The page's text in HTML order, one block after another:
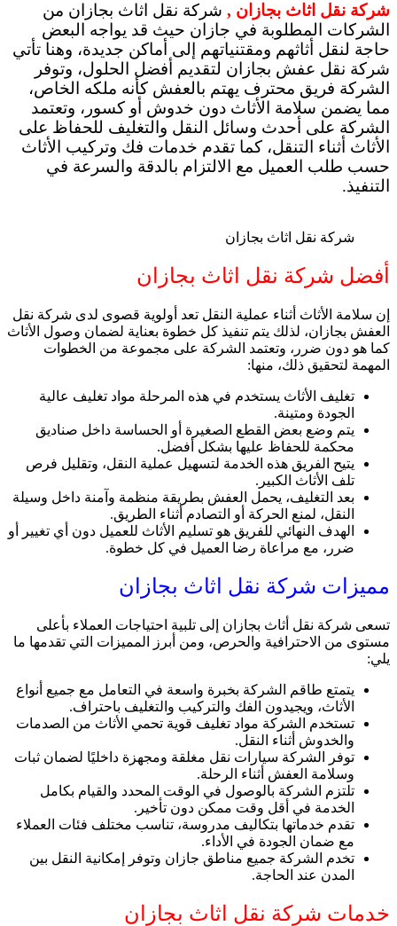
شركة نقل اثاث بجازان , شركة نقل اثاث بجازان من
الشركات المطلوبة في جازان حيث قد يواجه البعض
حاجة لنقل أثاثهم ومقتنياتهم إلى أماكن جديدة، وهنا تأتي
شركة نقل عفش بجازان لتقديم أفضل الحلول، وتوفر
الشركة فريق محترف يهتم بالعفش كأنه ملكه الخاص،
مما يضمن سلامة الأثاث دون خدوش أو كسور، وتعتمد
الشركة على أحدث وسائل النقل والتغليف للحفاظ على
الأثاث أثناء التنقل، كما تقدم خدمات فك وتركيب الأثاث
حسب طلب العميل مع الالتزام بالدقة والسرعة في
التنفيذ.
شركة نقل اثاث بجازان
أفضل شركة نقل اثاث بجازان
إن سلامة الأثاث أثناء عملية النقل تعد أولوية قصوى لدى شركة نقل
العفش بجازان، لذلك يتم تنفيذ كل خطوة بعناية لضمان وصول الأثاث
كما هو دون ضرر، وتعتمد الشركة على مجموعة من الخطوات
المهمة لتحقيق ذلك، منها:
تغليف الأثاث يستخدم في هذه المرحلة مواد تغليف عالية
الجودة ومتينة.
يتم وضع بعض القطع الصغيرة أو الحساسة داخل صناديق
محكمة للحفاظ عليها بشكل أفضل.
يتيح الفريق هذه الخدمة لتسهيل عملية النقل، وتقليل فرص
تلف الأثاث الكبير.
بعد التغليف، يحمل العفش بطريقة منظمة وآمنة داخل وسيلة
النقل، لمنع الحركة أو التصادم أثناء الطريق.
الهدف النهائي للفريق هو تسليم الأثاث للعميل دون أي تغيير أو
ضرر، مع مراعاة رضا العميل في كل خطوة.
مميزات شركة نقل اثاث بجازان
تسعى شركة نقل أثاث بجازان إلى تلبية احتياجات العملاء بأعلى
مستوى من الاحترافية والحرص، ومن أبرز المميزات التي تقدمها ما
يلي:
يتمتع طاقم الشركة بخبرة واسعة في التعامل مع جميع أنواع
الأثاث، ويجيدون الفك والتركيب والتغليف باحتراف.
تستخدم الشركة مواد تغليف قوية تحمي الأثاث من الصدمات
والخدوش أثناء النقل.
توفر الشركة سيارات نقل مغلقة ومجهزة داخليًا لضمان ثبات
وسلامة العفش أثناء الرحلة.
تلتزم الشركة بالوصول في الوقت المحدد والقيام بكامل
الخدمة في أقل وقت ممكن دون تأخير.
تقدم خدماتها بتكاليف مدروسة، تناسب مختلف فئات العملاء
مع ضمان الجودة في الأداء.
تخدم الشركة جميع مناطق جازان وتوفر إمكانية النقل بين
المدن عند الحاجة.
خدمات شركة نقل اثاث بجازان